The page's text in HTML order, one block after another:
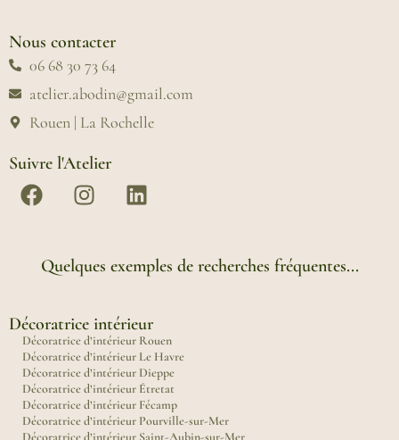
Nous contacter
06 68 30 73 64
atelier.abodin@gmail.com
Rouen | La Rochelle
Suivre l'Atelier
Quelques exemples de recherches fréquentes...
Décoratrice intérieur
Décoratrice d’intérieur Rouen
Décoratrice d’intérieur Le Havre
Décoratrice d’intérieur Dieppe
Décoratrice d’intérieur Étretat
Décoratrice d’intérieur Fécamp
Décoratrice d’intérieur Pourville-sur-Mer